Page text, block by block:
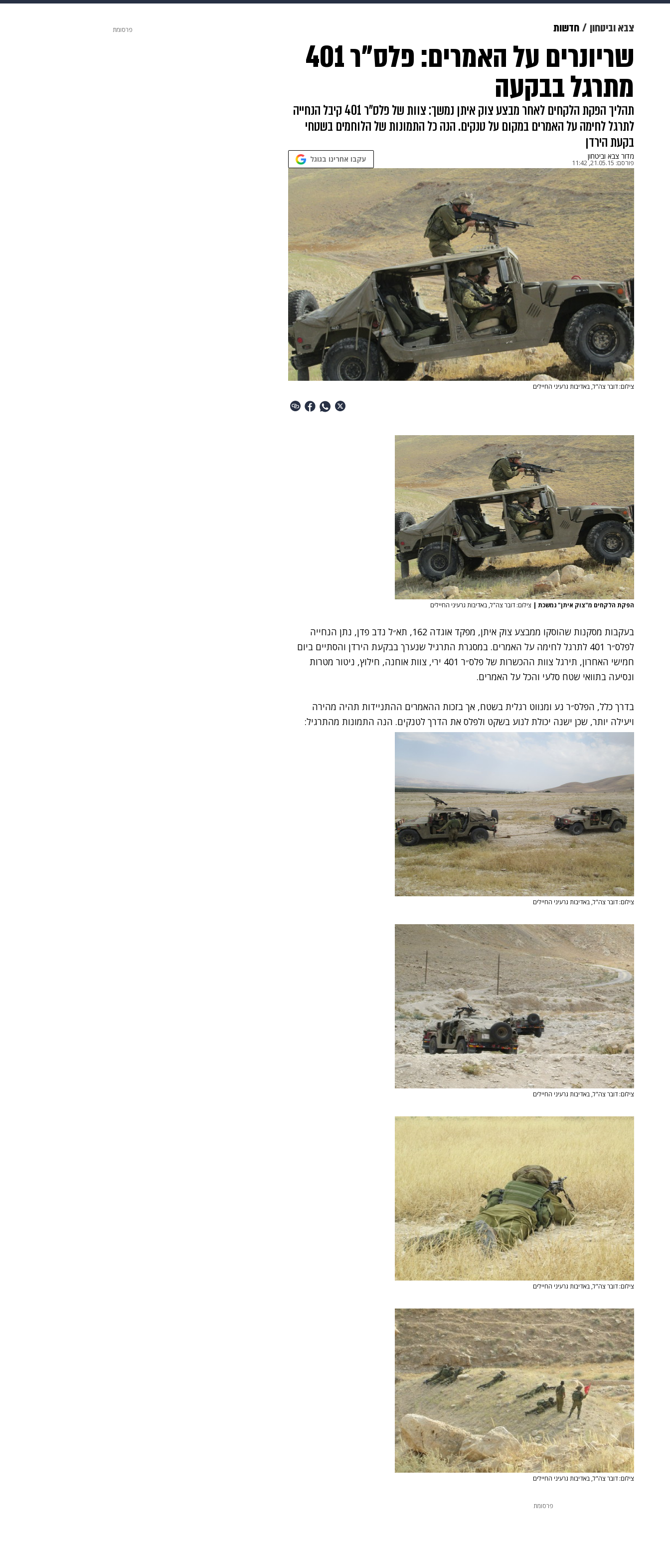
תרבות
גאווה ויוה תשעה חודשים מתכונים פרויקטים מיוחדים
צבא וביטחון חדשות
שריונרים על האמרים: פלס"ר 401
מתרגל בבקעה
תהליך הפקת הלקחים לאחר מבצע צוק איתן נמשך: צוות של פלס"ר 401 קיבל הנחייה
לתרגל לחימה על האמרים במקום על טנקים. הנה כל התמונות של הלוחמים בשטחי
בקעת הירדן
מדור צבא וביטחון
פורסם: 21.05.15, 11:42 עקבו אחרינו בגוגל
צילום: דובר צה"ל, באדיבות גרעיני החיילים
הפקת הלקחים מ"צוק איתן" נמשכת | צילום: דובר צה"ל, באדיבות גרעיני החיילים
בעקבות מסקנות שהוסקו ממבצע צוק איתן, מפקד אוגדה 162, תא״ל נדב פדן, נתן הנחייה
לפלס״ר 401
לתרגל לחימה על האמרים. במסגרת התרגיל שנערך בבקעת הירדן והסתיים ביום
חמישי האחרון, תירגל צוות ההכשרות של פלס״ר 401 ירי, צוות אוחנה, חילוץ, ניטור מטרות
ונסיעה בתוואי שטח סלעי והכל על האמרים.
בדרך כלל, הפלס״ר נע ומנווט רגלית בשטח, אך בזכות ההאמרים ההתניידות תהיה מהירה
ויעילה יותר, שכן ישנה יכולת לנוע בשקט ולפלס את הדרך לטנקים. הנה התמונות מהתרגיל:
צילום: דובר צה"ל, באדיבות גרעיני החיילים
צילום: דובר צה"ל, באדיבות גרעיני החיילים
צילום: דובר צה"ל, באדיבות גרעיני החיילים
צילום: דובר צה"ל, באדיבות גרעיני החיילים
פרסומת
פרסומת